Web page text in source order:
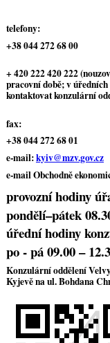
telefony:
+38 044 272 68 00
+ 420 222 420 222
pracovní době; v
kontaktovat konzulární
fax:
+38 044 272 68 01
e-mail:kyiv@mzv.gov.cz
e-mail Obchodně
provozní hodiny
pondělí–pátek
úřední hodiny
po - pá 09.00 –
Konzulární oddělení
Kyjevě na ul. Bohdana